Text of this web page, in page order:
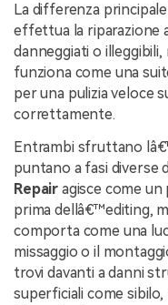
La differenza principale
effettua la riparazione
danneggiati o
funziona come una
per una pulizia veloce
correttamente.
Entrambi sfruttano
puntano a fasi diverse
Repair agisce come un
prima dellâ€™editing,
comporta come una
missaggio o il
trovi davanti a danni
superficiali come